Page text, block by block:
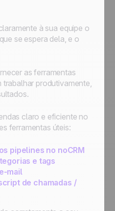
à sua equipe o
se espera dela, e o
as ferramentas
trabalhar produtivamente,
claro e eficiente no
ferramentas úteis:
pipelines no noCRM
e tags
mail
de chamadas /